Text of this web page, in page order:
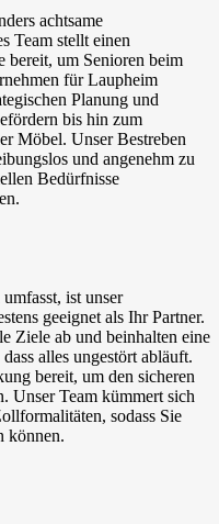
achtsame
Team stellt einen
bereit, um Senioren beim
für Laupheim
Planung und
bis hin zum
Möbel. Unser Bestreben
und angenehm zu
Bedürfnisse
ist unser
geeignet als Ihr Partner.
Ziele ab und beinhalten eine
alles ungestört abläuft.
bereit, um den sicheren
Unser Team kümmert sich
sodass Sie
können.